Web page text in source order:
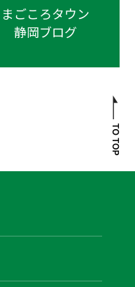
まごころタウン
静岡ブログ